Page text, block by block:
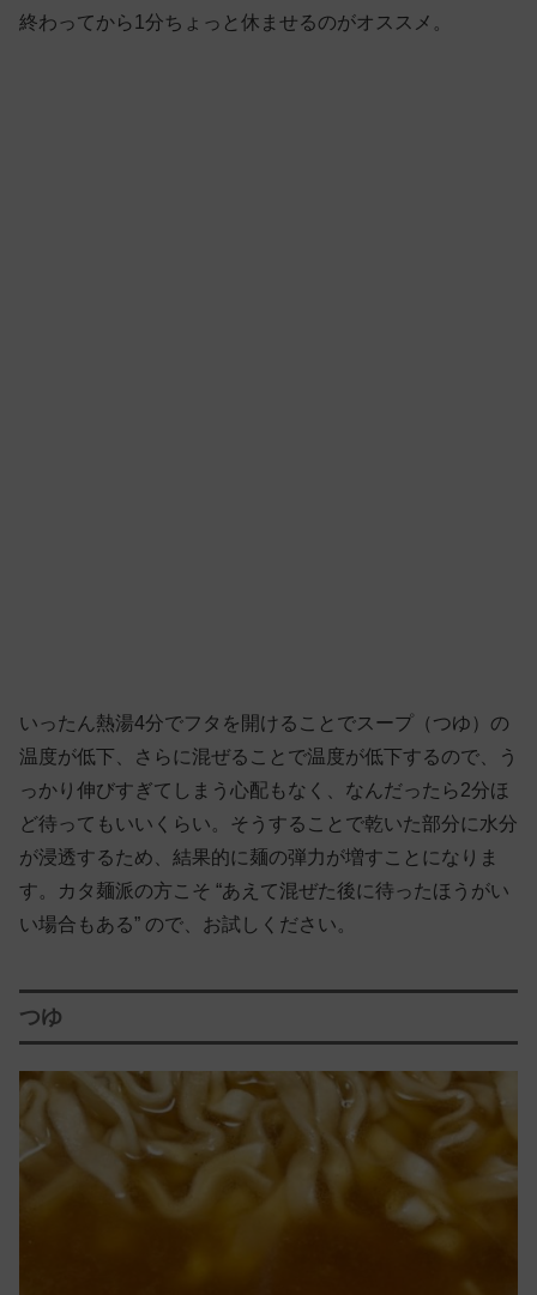
終わってから1分ちょっと休ませるのがオススメ。
いったん熱湯4分でフタを開けることでスープ（つゆ）の
温度が低下、さらに混ぜることで温度が低下するので、う
っかり伸びすぎてしまう心配もなく、なんだったら2分ほ
ど待ってもいいくらい。そうすることで乾いた部分に水分
が浸透するため、結果的に麺の弾力が増すことになりま
す。カタ麺派の方こそ “あえて混ぜた後に待ったほうがい
い場合もある” ので、お試しください。
つゆ